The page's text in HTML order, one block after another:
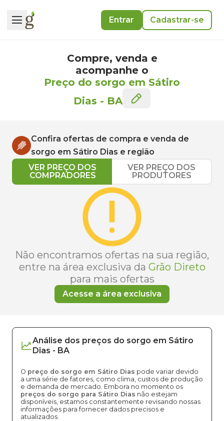
Entrar Cadastrar-se
Compre, venda e
acompanhe o
Preço do sorgo em Sátiro
Dias - BA
Confira ofertas de compra e venda de
sorgo em Sátiro Dias e região
VER PREÇO DOS
COMPRADORES
VER PREÇO DOS
PRODUTORES
Não encontramos ofertas na sua região,
entre na área exclusiva da Grão Direto
para mais ofertas
Acesse a área exclusiva
Análise dos preços do sorgo em Sátiro
Dias - BA
O preço do sorgo em Sátiro Dias pode variar devido
a uma série de fatores, como clima, custos de produção
e demanda de mercado. Embora no momento os
preços do sorgo para Sátiro Dias não estejam
disponíveis, estamos constantemente revisando nossas
informações para fornecer dados precisos e
atualizados.